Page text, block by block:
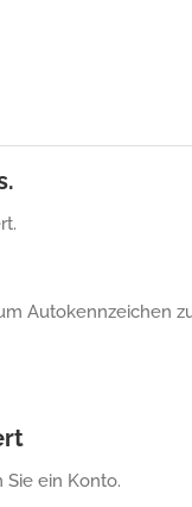
Autokennzeichen
ein Konto.